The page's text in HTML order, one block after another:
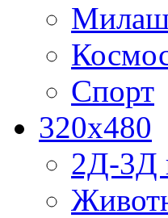
Спорт
320x480
2Д-3Д